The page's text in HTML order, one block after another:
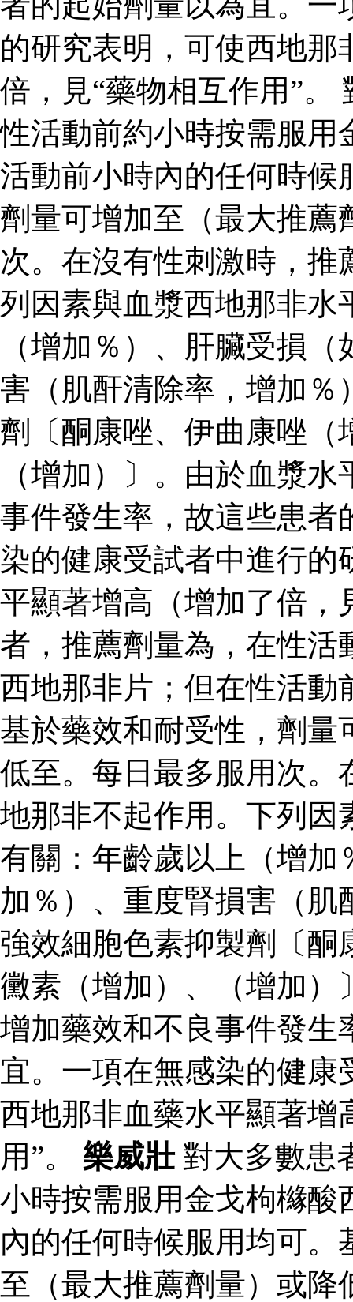
的研究表明，可使西地
倍，見“藥物相互作用”。
性活動前約小時按需服用
活動前小時內的任何時候
劑量可增加至（最大推薦
次。在沒有性刺激時，
列因素與血漿西地那非水
（增加％）、肝臟受損
害（肌酐清除率，增加％
劑〔酮康唑、伊曲康唑（
（增加）〕。由於血漿
事件發生率，故這些患者
染的健康受試者中進行的
平顯著增高（增加了倍，
者，推薦劑量為，在性活
西地那非片；但在性活動
基於藥效和耐受性，劑量
低至。每日最多服用次。
地那非不起作用。下列因
有關：年齡歲以上（增加
加％）、重度腎損害（
強效細胞色素抑製劑〔酮
黴素（增加）、（增加）
增加藥效和不良事件發生
宜。一項在無感染的健
西地那非血藥水平顯著增
用”。 樂威壯對大多數患
小時按需服用金戈枸櫞酸
內的任何時候服用均可
至（最大推薦劑量）或降